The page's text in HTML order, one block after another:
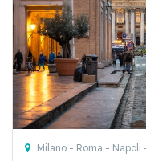
Milano - Roma -